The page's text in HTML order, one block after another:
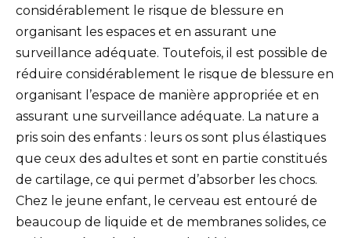
considérablement le risque de blessure en
organisant les espaces et en assurant une
surveillance adéquate. Toutefois, il est possible de
réduire considérablement le risque de blessure en
organisant l’espace de manière appropriée et en
assurant une surveillance adéquate. La nature a
pris soin des enfants : leurs os sont plus élastiques
que ceux des adultes et sont en partie constitués
de cartilage, ce qui permet d’absorber les chocs.
Chez le jeune enfant, le cerveau est entouré de
beaucoup de liquide et de membranes solides, ce